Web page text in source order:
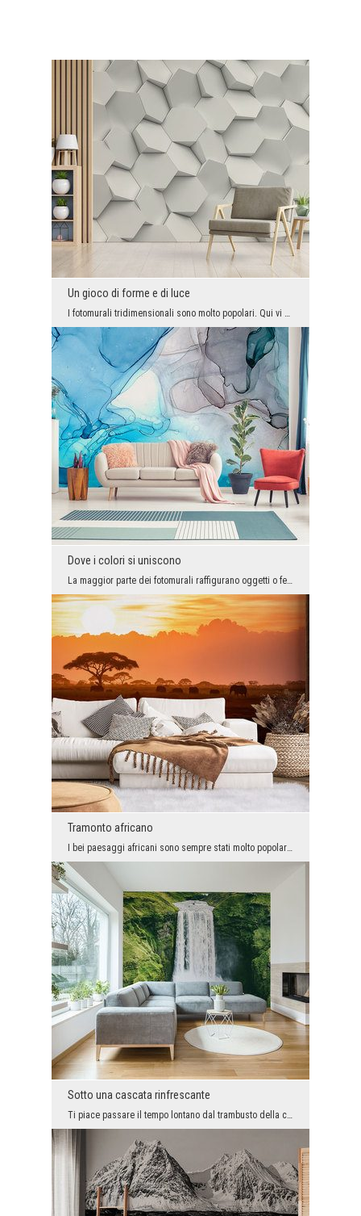
Un gioco di forme e di luce
I fotomurali tridimensionali sono molto popolari. Qui vi presentiamo una grafica molto impression...
Dove i colori si uniscono
La maggior parte dei fotomurali raffigurano oggetti o fenomeni, ma abbiamo anche un gruppo di gra...
Tramonto africano
I bei paesaggi africani sono sempre stati molto popolari e questo probabilmente non cambierà, qui...
Sotto una cascata rinfrescante
Ti piace passare il tempo lontano dal trambusto della città? Certo, perché piace a tutti. Tuttavi...